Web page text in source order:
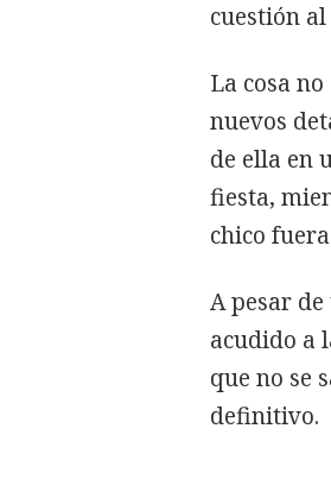
cuestión
La cosa
nuevos
de ella en
fiesta,
chico
A pesar
acudido a
que no se
definitivo.